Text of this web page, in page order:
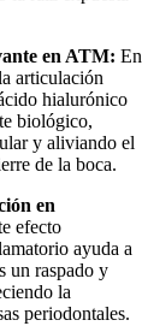
en ATM: En
articulación
hialurónico
biológico,
y aliviando el
de la boca.
en
efecto
ayuda a
un raspado y
la
periodontales.